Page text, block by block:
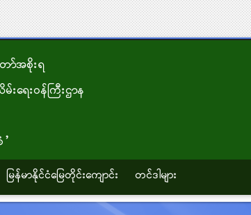
ော်အစိုးရ
ေးဝန်ကြီးဌာန
မြန်မာနိုင်ငံမြေတိုင်းကျောင်း တင်ဒါများ